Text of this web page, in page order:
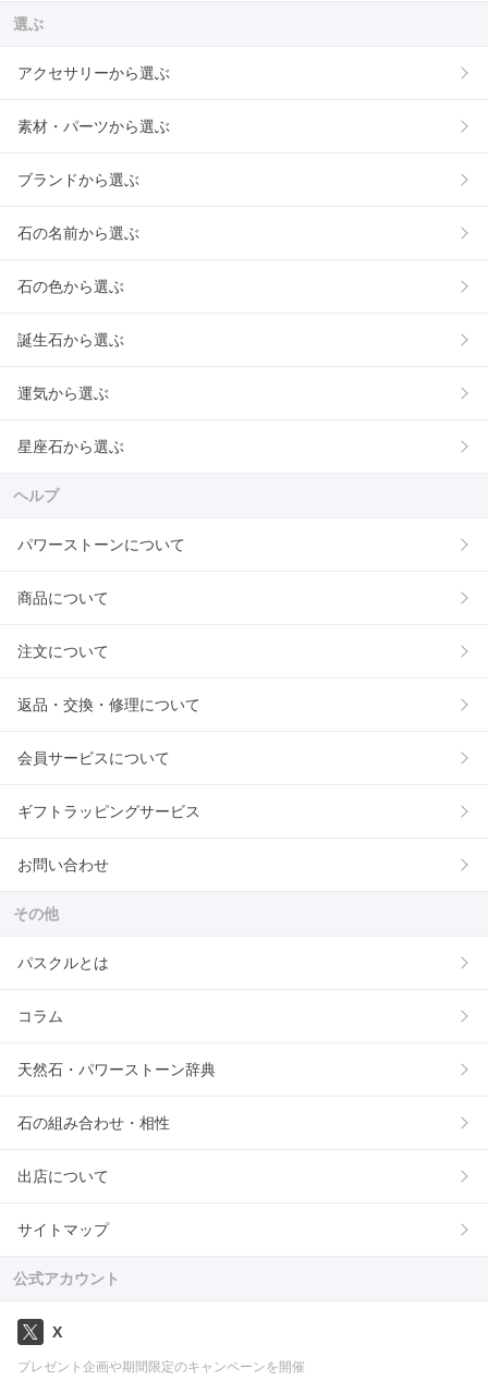
選ぶ
アクセサリーから選ぶ
素材・パーツから選ぶ
ブランドから選ぶ
石の名前から選ぶ
石の色から選ぶ
誕生石から選ぶ
運気から選ぶ
星座石から選ぶ
ヘルプ
パワーストーンについて
商品について
注文について
返品・交換・修理について
会員サービスについて
ギフトラッピングサービス
お問い合わせ
その他
パスクルとは
コラム
天然石・パワーストーン辞典
石の組み合わせ・相性
出店について
サイトマップ
公式アカウント
X
プレゼント企画や期間限定のキャンペーンを開催